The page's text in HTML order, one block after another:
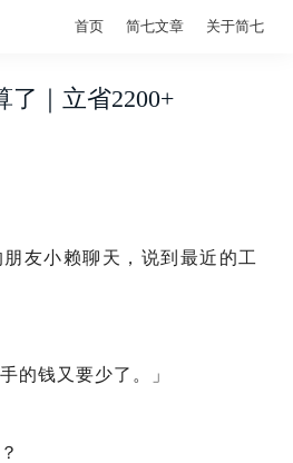
首页 简七文章 关于简七
了｜立省2200+
友小赖聊天，说到最近的工
的钱又要少了。」